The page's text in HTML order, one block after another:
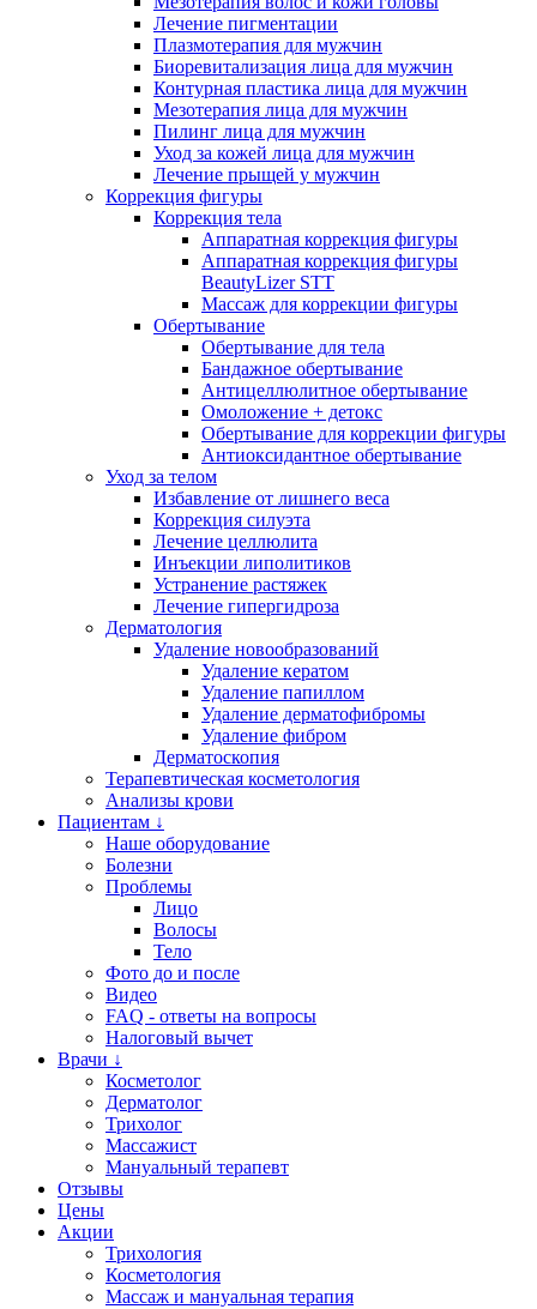
Лечение пигментации
Плазмотерапия для мужчин
Биоревитализация лица для мужчин
Контурная пластика лица для мужчин
Мезотерапия лица для мужчин
Пилинг лица для мужчин
Уход за кожей лица для мужчин
Лечение прыщей у мужчин
Коррекция фигуры
Коррекция тела
Аппаратная коррекция фигуры
Аппаратная коррекция фигуры
BeautyLizer STT
Массаж для коррекции фигуры
Обертывание
Обертывание для тела
Бандажное обертывание
Антицеллюлитное обертывание
Омоложение + детокс
Обертывание для коррекции фигуры
Антиоксидантное обертывание
Уход за телом
Избавление от лишнего веса
Коррекция силуэта
Лечение целлюлита
Инъекции липолитиков
Устранение растяжек
Лечение гипергидроза
Дерматология
Удаление новообразований
Удаление кератом
Удаление папиллом
Удаление дерматофибромы
Удаление фибром
Дерматоскопия
Терапевтическая косметология
Анализы крови
Пациентам ↓
Наше оборудование
Болезни
Проблемы
Лицо
Волосы
Тело
Фото до и после
Видео
FAQ - ответы на вопросы
Налоговый вычет
Врачи ↓
Косметолог
Дерматолог
Трихолог
Массажист
Мануальный терапевт
Отзывы
Цены
Акции
Трихология
Косметология
Массаж и мануальная терапия